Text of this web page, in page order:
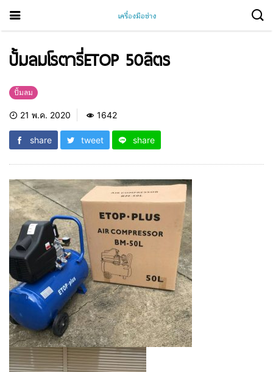
ปั้มลมโรตารี่ETOP 50ลิตร
ปั้มลม
21 พ.ค. 2020 1642
share tweet share